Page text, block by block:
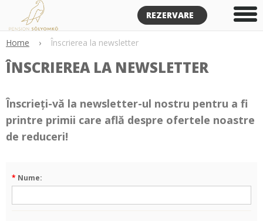
REZERVARE
Home › Înscrierea la newsletter
ÎNSCRIEREA LA NEWSLETTER
Înscrieți-vă la newsletter-ul nostru pentru a fi
printre primii care află despre ofertele noastre
de reduceri!
* Nume: